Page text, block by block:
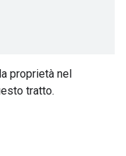
proprietà nel
tratto.